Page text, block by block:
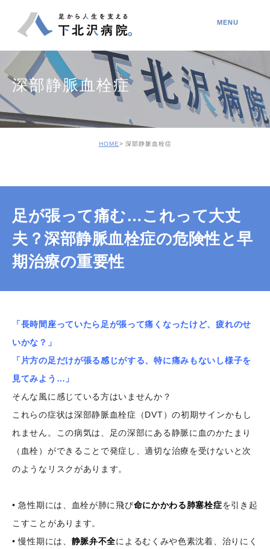
深部静脈血栓症
HOME 深部静脈血栓症
足が張って痛む…これって大丈
夫？深部静脈血栓症の危険性と早
期治療の重要性
「長時間座っていたら足が張って痛くなったけど、疲れのせ
いかな？」
「片方の足だけが張る感じがする、特に痛みもないし様子を
見てみよう…」
そんな風に感じている方はいませんか？
これらの症状は深部静脈血栓症（DVT）の初期サインかもし
れません。この病気は、足の深部にある静脈に血のかたまり
（血栓）ができることで発症し、適切な治療を受けないと次
のようなリスクがあります。
• 急性期には、血栓が肺に飛び命にかかわる肺塞栓症を引き起
こすことがあります。
• 慢性期には、 静脈弁不全によるむくみや色素沈着、治りにく